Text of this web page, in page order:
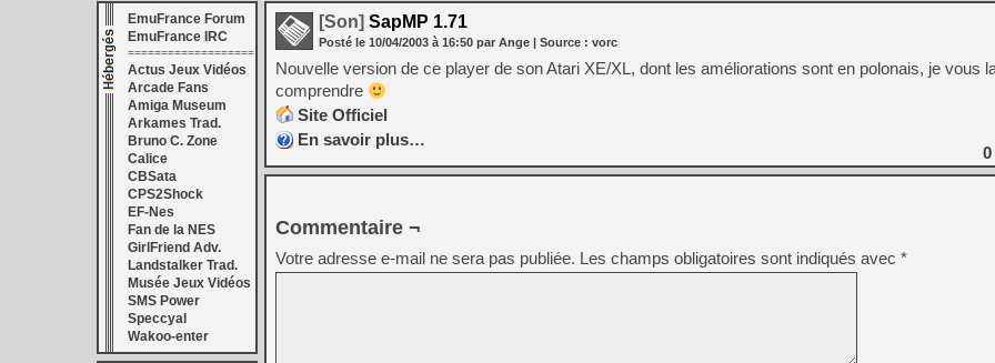
[GK] Test : Restory : Chill
[GK] GTA 6 : Rockstar
[GK] Hot Wheels Infinite
[GK] Mémoire cash -
[GK] Résultats Nintendo :
[GK] Déjà des
[Mo5] Brickboy cherche à
[GK] Minecraft et ses «
[GK] Beast of
[GK] Ubisoft : fin de partie
[GK] Mémoire cash -
[GK] Dan Houser (GTA)
[GK] Comment EA Sports
[GK] Crimson Moon : un
[GK] Isle of Reveries : le
[GK] Moonlighter 2 : The
[GK] Capcom relance
EmuFrance Forum
EmuFrance IRC
===================
Actus Jeux Vidéos
Arcade Fans
Amiga Museum
Arkames Trad.
Bruno C. Zone
Calice
CBSata
CPS2Shock
EF-Nes
Fan de la NES
GirlFriend Adv.
Landstalker Trad.
Musée Jeux Vidéos
SMS Power
Speccyal
Wakoo-enter
[Son] SapMP 1.71
Posté le 10/04/2003 à 16:50 par Ange | Source : vorc
Nouvelle version de ce player de son Atari XE/XL, dont les améliorations sont en polonais, je vous
comprendre
Site Officiel
En savoir plus…
0
Commentaire ¬
Votre adresse e-mail ne sera pas publiée. Les champs obligatoires sont indiqués avec *